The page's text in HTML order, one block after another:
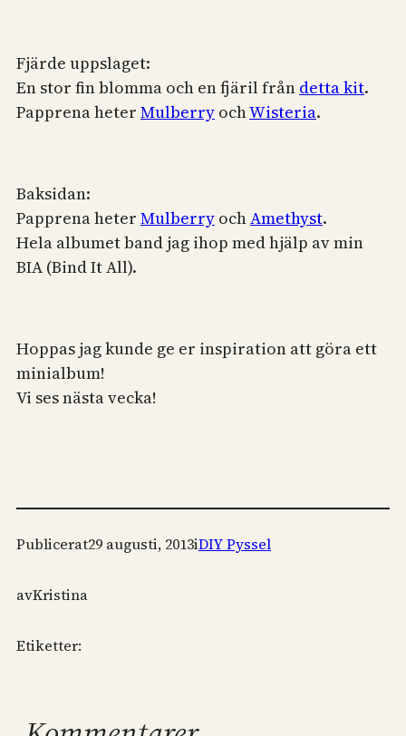
Fjärde uppslaget:
En stor fin blomma och en fjäril från detta kit.
Papprena heter Mulberry ochWisteria.
Baksidan:
Papprena heter Mulberry ochAmethyst.
Hela albumet band jag ihop med hjälp av min
BIA (Bind It All).
Hoppas jag kunde ge er inspiration att göra ett
minialbum!
Vi ses nästa vecka!
Publicerat29 augusti, 2013iDIY Pyssel
avKristina
Etiketter: